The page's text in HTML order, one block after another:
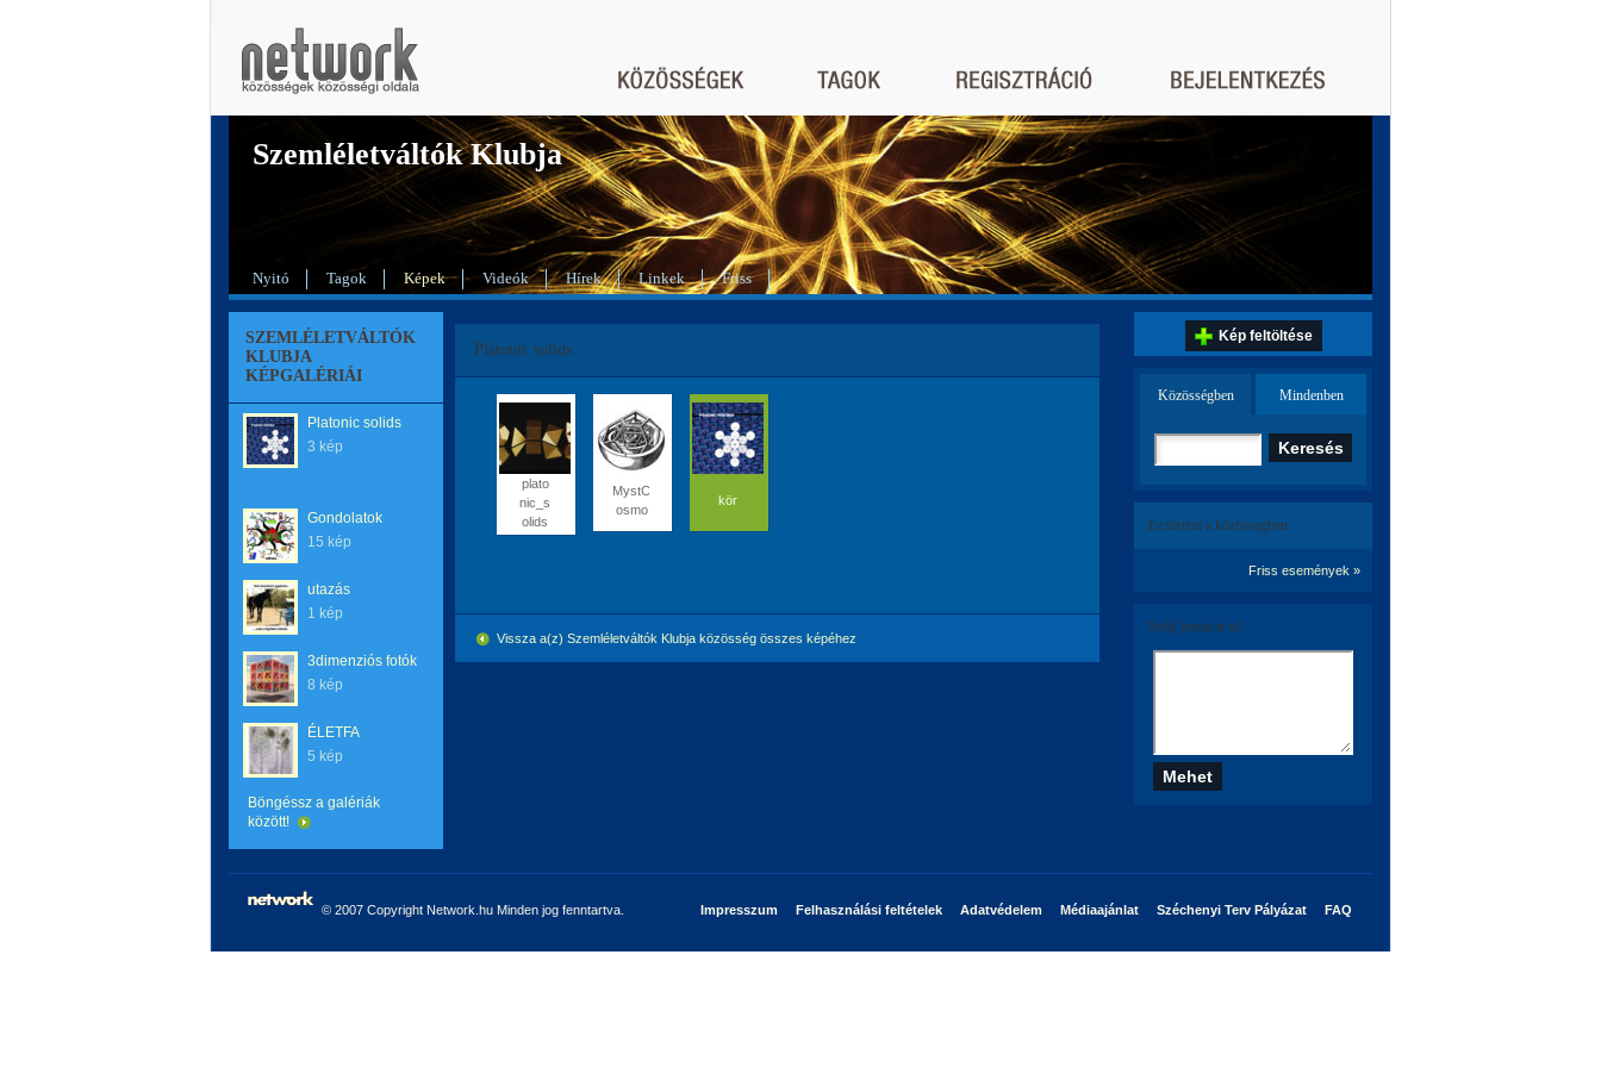
Szemléletváltók Klubja
Nyitó Tagok Képek Videók Hírek Linkek Friss
SZEMLÉLETVÁLTÓK
KLUBJA
KÉPGALÉRIÁI
Platonic solids
3 kép
Gondolatok
15 kép
utazás
1 kép
3dimenziós fotók
8 kép
ÉLETFA
5 kép
Böngéssz a galériák
között!
Platonic solids
plato
nic_s
olids
MystC
osmo
kör
Vissza a(z) Szemléletváltók Klubja közösség összes képéhez
Kép feltöltése
Közösségben Mindenben
Ez történt a közösségben:
Friss események »
Szólj hozzá te is!
© 2007 Copyright Network.hu Minden jog fenntartva. Impresszum Felhasználási feltételek Adatvédelem Médiaajánlat Széchenyi Terv Pályázat FAQ